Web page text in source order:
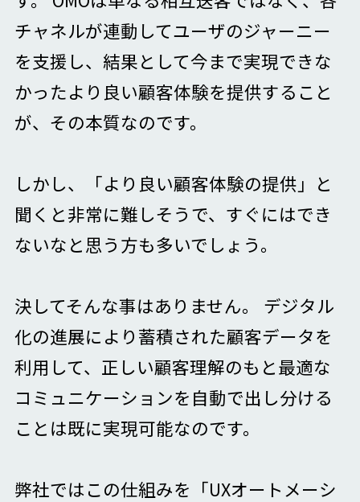
チャネルが連動してユーザのジャーニー
を支援し、結果として今まで実現できな
かったより良い顧客体験を提供すること
が、その本質なのです。
しかし、「より良い顧客体験の提供」と
聞くと非常に難しそうで、すぐにはでき
ないなと思う方も多いでしょう。
決してそんな事はありません。 デジタル
化の進展により蓄積された顧客データを
利用して、正しい顧客理解のもと最適な
コミュニケーションを自動で出し分ける
ことは既に実現可能なのです。
弊社ではこの仕組みを「UXオートメーシ